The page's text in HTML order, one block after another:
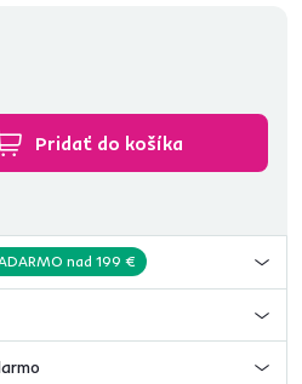
Pridať do košíka
nad 199 €